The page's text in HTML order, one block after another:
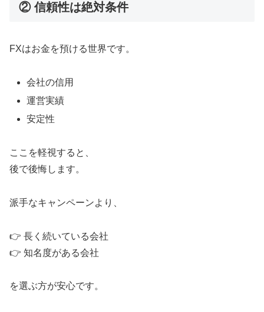
② 信頼性は絶対条件
FXはお金を預ける世界です。
会社の信用
運営実績
安定性
ここを軽視すると、
後で後悔します。
派手なキャンペーンより、
👉 長く続いている会社
👉 知名度がある会社
を選ぶ方が安心です。